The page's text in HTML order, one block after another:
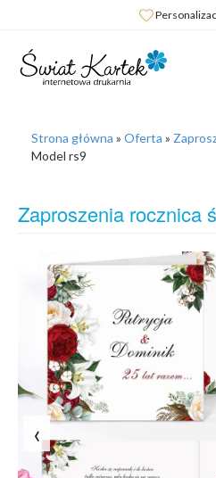
Strona główna » Oferta »
Model rs9
Zaproszenia rocznica
‹